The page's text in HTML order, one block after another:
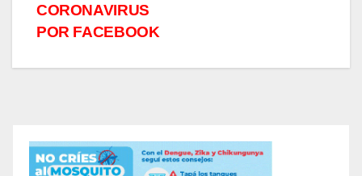
CORONAVIRUS
POR FACEBOOK